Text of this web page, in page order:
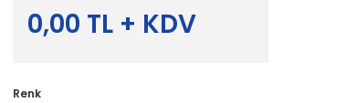
0,00 TL + KDV
Renk